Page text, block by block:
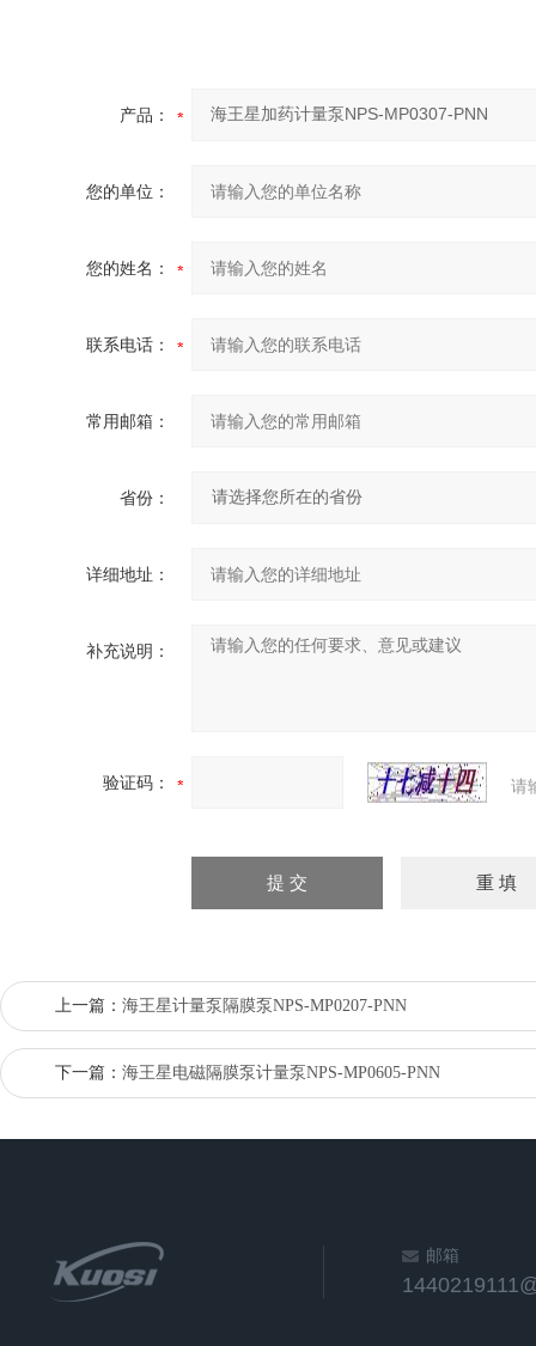
产品：
您的单位：
您的姓名：
联系电话：
常用邮箱：
省份：
详细地址：
补充说明：
验证码： 请
上一篇： 海王星计量泵隔膜泵NPS-MP0207-PNN
下一篇： 海王星电磁隔膜泵计量泵NPS-MP0605-PNN
邮箱